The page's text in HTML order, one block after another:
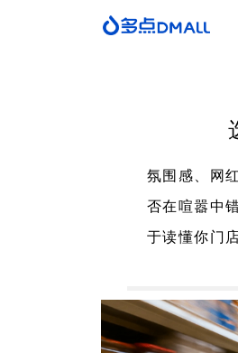
选品
氛围感、网
否在喧嚣中
于读懂你门